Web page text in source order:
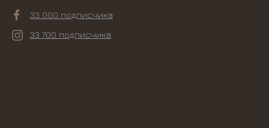
33 000 подписчика
33 700 подписчика